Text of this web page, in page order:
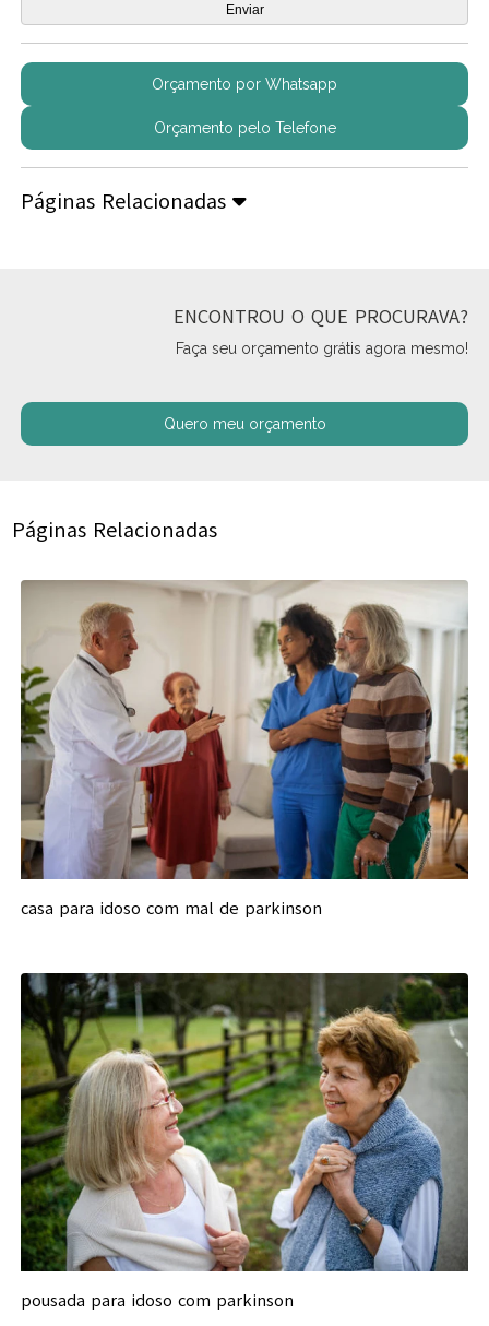
Orçamento por Whatsapp
Orçamento pelo Telefone
Páginas Relacionadas
ENCONTROU O QUE PROCURAVA?
Faça seu orçamento grátis agora mesmo!
Quero meu orçamento
Páginas Relacionadas
casa para idoso com mal de parkinson
pousada para idoso com parkinson